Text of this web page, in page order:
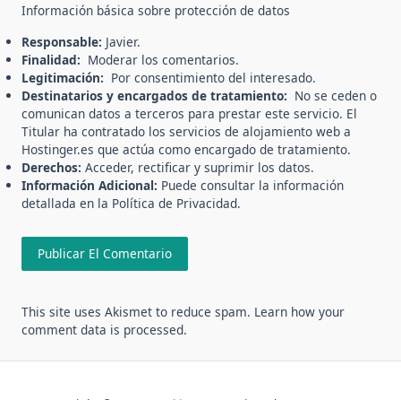
Información básica sobre protección de datos
Responsable: Javier.
Finalidad: Moderar los comentarios.
Legitimación: Por consentimiento del interesado.
Destinatarios y encargados de tratamiento: No se ceden o
comunican datos a terceros para prestar este servicio. El
Titular ha contratado los servicios de alojamiento web a
Hostinger.es que actúa como encargado de tratamiento.
Derechos: Acceder, rectificar y suprimir los datos.
Información Adicional: Puede consultar la información
detallada en la Política de Privacidad.
This site uses Akismet to reduce spam. Learn how your
comment data is processed.